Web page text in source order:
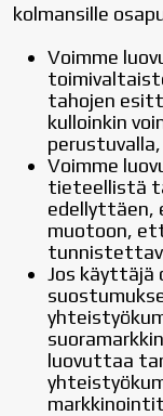
kolmansille
Voimme
tahojen
kulloinkin
Voimme
tieteellistä
edellyttäen,
muotoon,
Jos käyttäjä
luovuttaa